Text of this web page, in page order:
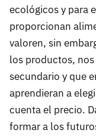
ecológicos y para
proporcionan
valoren, sin
los productos,
secundario y que
aprendieran a
cuenta el precio.
formar a los